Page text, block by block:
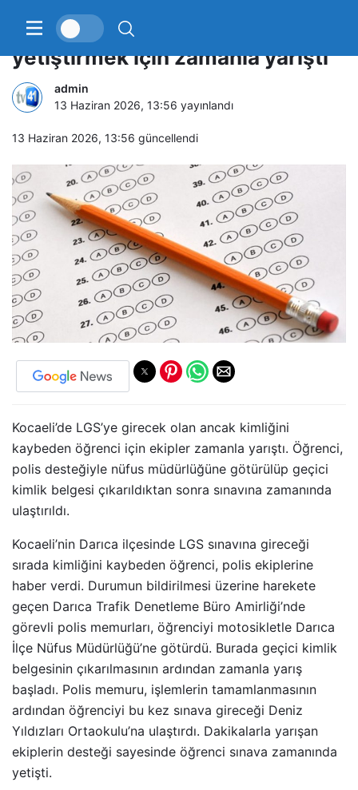
Polis ekipleri öğrenciyi sınava
yetiştirmek için zamanla yarıştı
admin
13 Haziran 2026, 13:56 yayınlandı
13 Haziran 2026, 13:56 güncellendi
Kocaeli’de LGS’ye girecek olan ancak kimliğini
kaybeden öğrenci için ekipler zamanla yarıştı. Öğrenci,
polis desteğiyle nüfus müdürlüğüne götürülüp geçici
kimlik belgesi çıkarıldıktan sonra sınavına zamanında
ulaştırıldı.
Kocaeli’nin Darıca ilçesinde LGS sınavına gireceği
sırada kimliğini kaybeden öğrenci, polis ekiplerine
haber verdi. Durumun bildirilmesi üzerine harekete
geçen Darıca Trafik Denetleme Büro Amirliği’nde
görevli polis memurları, öğrenciyi motosikletle Darıca
İlçe Nüfus Müdürlüğü’ne götürdü. Burada geçici kimlik
belgesinin çıkarılmasının ardından zamanla yarış
başladı. Polis memuru, işlemlerin tamamlanmasının
ardından öğrenciyi bu kez sınava gireceği Deniz
Yıldızları Ortaokulu’na ulaştırdı. Dakikalarla yarışan
ekiplerin desteği sayesinde öğrenci sınava zamanında
yetişti.